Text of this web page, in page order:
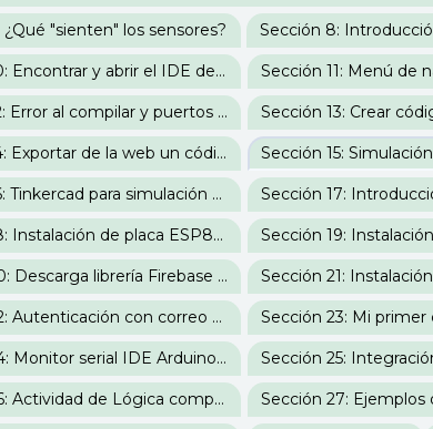
"sienten" los sensores? Sección 8:
Sección 10: Encontrar y abrir el IDE de Arduino
Sección 12: Error al compilar y puertos IDE Arduino
Sección 14: Exportar de la web un código para el IDE de Arduino
Seccíón 16: Tinkercad para simulación de código en placas de Arduino
Sección 18: Instalación de placa ESP8266 en IDE Arduino
Sección 20: Descarga librería Firebase para IoT en IDE Arduino
Sección 22: Autenticación con correo electrónico Firebase
Sección 24: Monitor serial IDE Arduino y configuración de WiFi
Sección 26: Actividad de Lógica computacional